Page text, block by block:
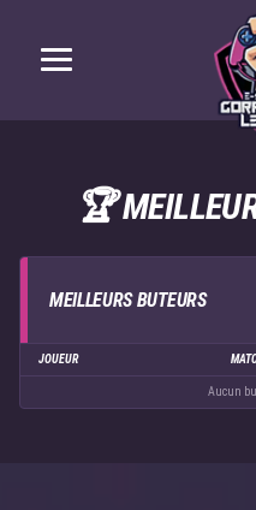
🏆
MEILLEURS BUTEURS
JOUEUR
Aucun